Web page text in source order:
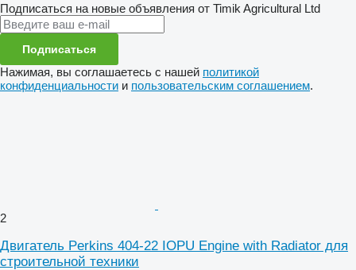
Подписаться на новые объявления от Timik Agricultural Ltd
Подписаться
Нажимая, вы соглашаетесь с нашей политикой
конфиденциальности и пользовательским соглашением.
2
Двигатель Perkins 404-22 IOPU Engine with Radiator для
строительной техники